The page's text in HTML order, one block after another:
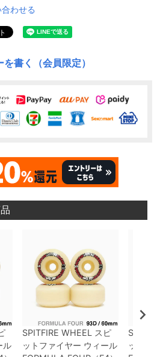
わせる
を書く（会員限定）
ル
SPITFIRE WHEEL
スピ
ットファイヤー ウィール
ットフ